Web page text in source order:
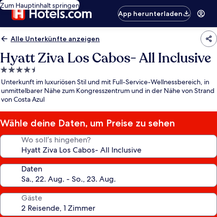
Zum Hauptinhalt springen
App herunterladen
Alle Unterkünfte anzeigen
Hyatt Ziva Los Cabos- All Inclusive
4.5-
Sterne-
Unterkunft
Unterkunft im luxuriösen Stil und mit Full-Service-Wellnessbereich, in
unmittelbarer Nähe zum Kongresszentrum und in der Nähe von Strand
von Costa Azul
Wähle deine Daten, um Preise zu sehen
Wo soll’s hingehen?
Daten
Gäste